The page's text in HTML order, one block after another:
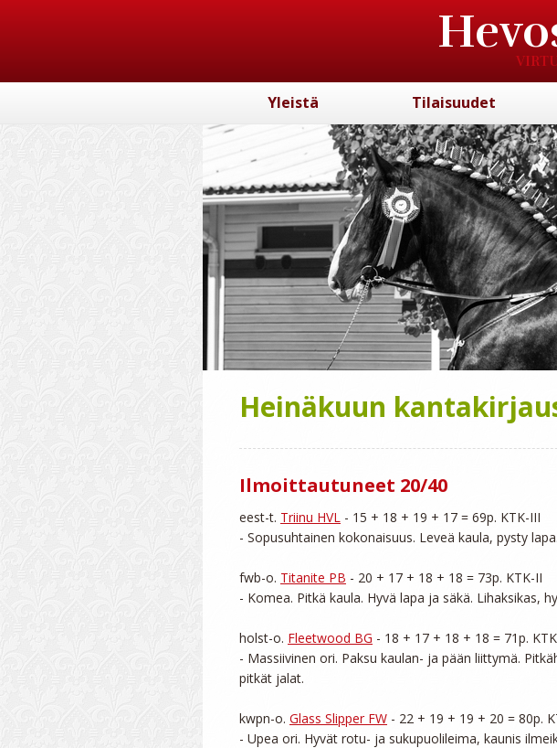
Yleistä Tilaisuudet
Heinäkuun
Ilmoittautuneet 20/40
eest-t. Triinu HVL - 15 + 18 + 19 + 17 = 69p. KTK-III
- Sopusuhtainen kokonaisuus. Leveä kaula, pysty
fwb-o. Titanite PB - 20 + 17 + 18 + 18 = 73p. KTK-II
- Komea. Pitkä kaula. Hyvä lapa ja säkä. Lihaksikas,
holst-o. Fleetwood BG - 18 + 17 + 18 + 18 = 71p.
- Massiivinen ori. Paksu kaulan- ja pään liittymä.
pitkät jalat.
kwpn-o. Glass Slipper FW - 22 + 19 + 19 + 20 = 80p.
- Upea ori. Hyvät rotu- ja sukupuolileima, kaunis